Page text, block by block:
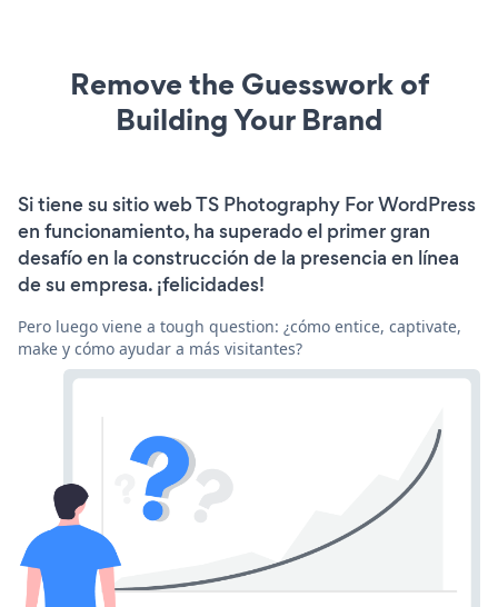
Remove the Guesswork of
Building Your Brand
Si tiene su sitio web TS Photography For WordPress
en funcionamiento, ha superado el primer gran
desafío en la construcción de la presencia en línea
de su empresa. ¡felicidades!
Pero luego viene a tough question: ¿cómo entice, captivate,
make y cómo ayudar a más visitantes?